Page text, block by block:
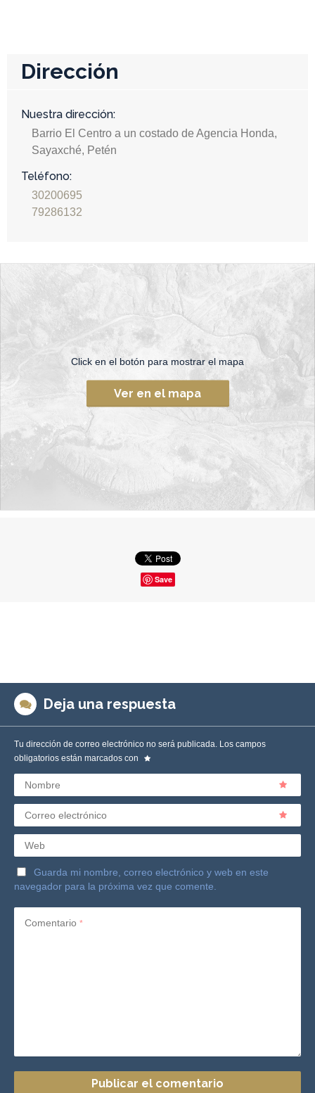
Dirección
Nuestra dirección:
Barrio El Centro a un costado de Agencia Honda,
Sayaxché, Petén
Teléfono:
30200695
79286132
Click en el botón para mostrar el mapa
Ver en el mapa
Save
Deja una respuesta
Tu dirección de correo electrónico no será publicada. Los campos
obligatorios están marcados con
Nombre
Correo electrónico
Web
Guarda mi nombre, correo electrónico y web en este
navegador para la próxima vez que comente.
Comentario *